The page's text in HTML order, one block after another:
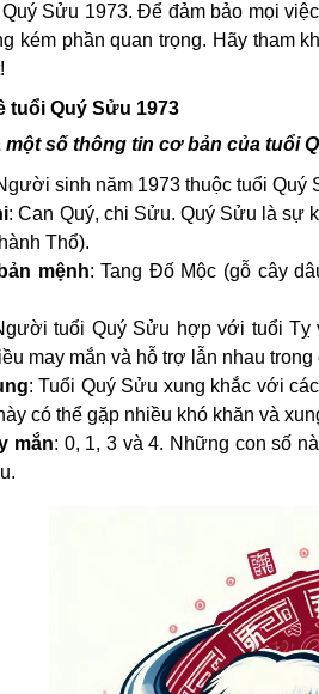
Sửu 1973. Để đảm bảo mọi
kém phần quan trọng. Hãy tham
tuổi Quý Sửu 1973
một số thông tin cơ bản của tuổi
sinh năm 1973 thuộc tuổi Quý
: Can Quý, chi Sửu. Quý Sửu là sự
Thổ).
mệnh: Tang Đố Mộc (gỗ cây
tuổi Quý Sửu hợp với tuổi Tỵ
may mắn và hỗ trợ lẫn nhau trong
: Tuổi Quý Sửu xung khắc với
có thể gặp nhiều khó khăn và
mắn: 0, 1, 3 và 4. Những con số